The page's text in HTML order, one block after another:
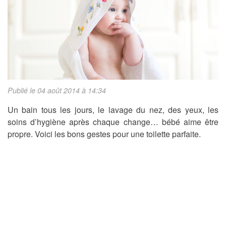
Publié le 04 août 2014 à 14:34
Un bain tous les jours, le lavage du nez, des yeux, les
soins d’hygiène après chaque change… bébé aime être
propre. Voici les bons gestes pour une toilette parfaite.